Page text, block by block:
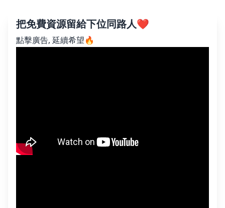
把免費資源留給下位同路人❤️
點擊廣告, 延續希望🔥